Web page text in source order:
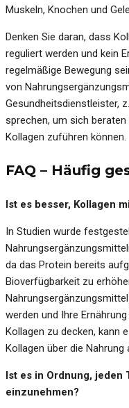
Muskeln, Knochen und
Denken Sie daran, dass
reguliert werden und kein
regelmäßige Bewegung
von
Gesundheitsdienstleister,
sprechen, um sich
Kollagen zuführen können.
FAQ – Häufig
Ist es besser, Kollagen
In Studien wurde
da das Protein bereits
Bioverfügbarkeit zu
werden und Ihre
Kollagen zu decken, kann
Kollagen über die Nahrung
Ist es in Ordnung, jeden
einzunehmen?